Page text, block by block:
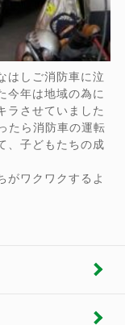
はしご消防車に泣
今年は地域の為に
ラさせていました
たら消防車の運転
、子どもたちの成
がワクワクするよ